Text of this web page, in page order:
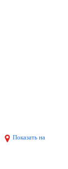
Показать на